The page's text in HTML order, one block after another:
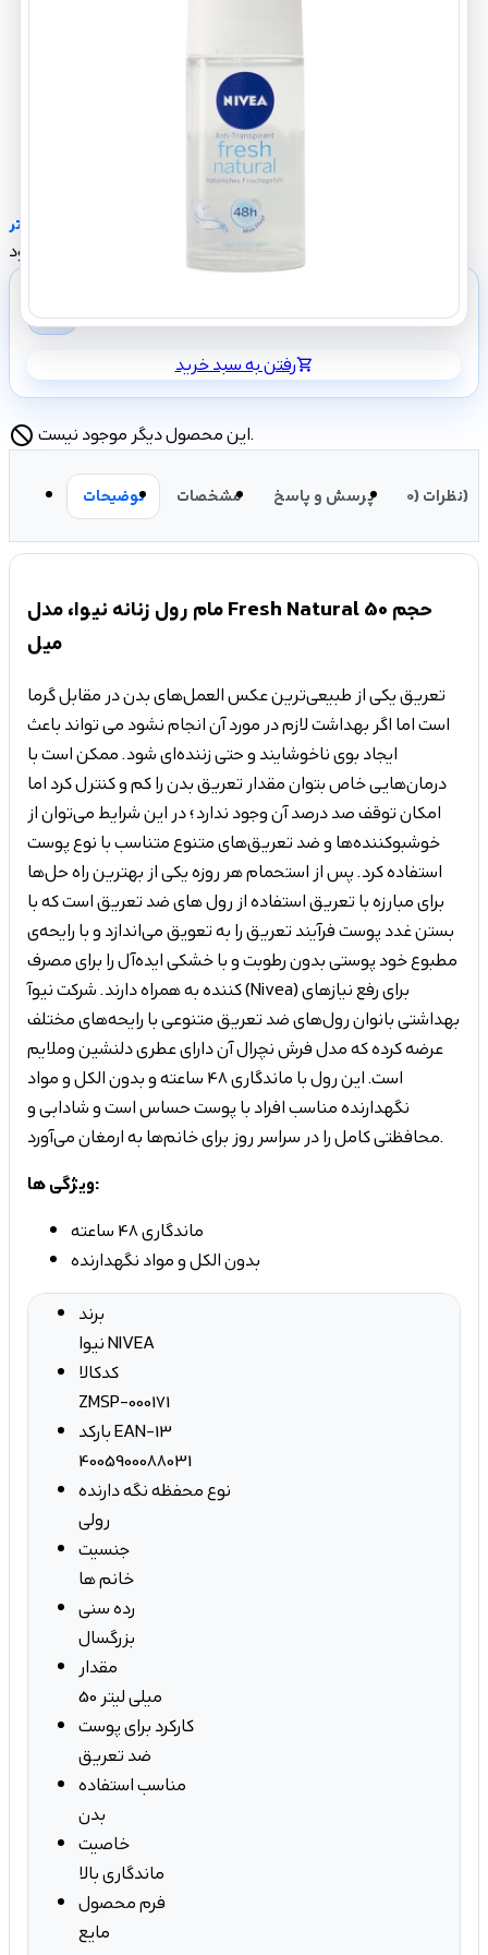
مشاهده بیشتر
ناموجود
رفتن به سبد خریدshopping_cart
block این محصول دیگر موجود نیست.
توضیحات مشخصات پرسش و پاسخ نظرات (0)
مام رول زنانه نیوا، مدل Fresh Natural حجم 50
میل
تعریق یکی از طبیعی‌ترین عکس‌ العمل‌های بدن در مقابل گرما
است اما اگر بهداشت لازم در مورد آن انجام نشود می تواند باعث
ایجاد بوی ناخوشایند و حتی زننده‌ای شود. ممکن است با
درمان‌هایی خاص بتوان مقدار تعریق بدن را کم و کنترل کرد اما
امکان توقف صد درصد آن وجود ندارد؛ در این شرایط می‌توان از
خوشبوکننده‌ها و ضد تعریق‌های متنوع متناسب با نوع پوست
استفاده کرد. پس از استحمام هر روزه یکی از بهترین راه حل‌ها
برای مبارزه با تعریق استفاده از رول های ضد تعریق است که با
بستن غدد پوست فرآیند تعریق را به تعویق می‌اندازد و با رایحه‌ی
مطبوع خود پوستی بدون رطوبت و با خشکی اید‌ه‌آل را برای مصرف
کننده به همراه دارند. شرکت نیوآ (Nivea) برای رفع نیازهای
بهداشتی بانوان رول‌های ضد تعریق متنوعی با رایحه‌های مختلف
عرضه کرده که مدل فرش نچرال آن دارای عطری دلنشین وملایم
است. این رول با ماندگاری 48 ساعته و بدون الکل و مواد
نگهدارنده مناسب افراد با پوست حساس است و شادابی و
محافظتی کامل را در سراسر روز برای خانم‌ها به ارمغان می‌آورد.
ویژگی ها:
ماندگاری 48 ساعته
بدون الکل و مواد نگهدارنده
برند
نیوا NIVEA
کدکالا
ZMSP-000171
بارکد EAN-13
4005900088031
نوع محفظه نگه دارنده
رولی
جنسیت
خانم ها
رده سنی
بزرگسال
مقدار
50 میلی لیتر
کارکرد برای پوست
ضد تعریق
مناسب استفاده
بدن
خاصیت
ماندگاری بالا
فرم محصول
مایع